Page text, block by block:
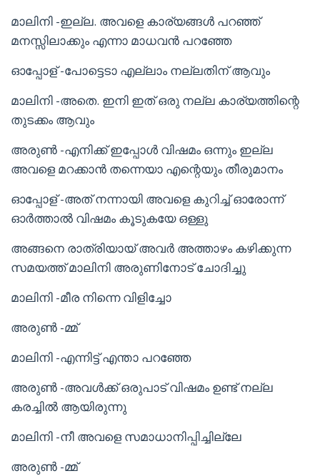
മാലിനി -ഇല്ല. അവളെ കാര്യങ്ങൾ പറഞ്ഞ്
മനസ്സിലാക്കും എന്നാ മാധവൻ പറഞ്ഞേ
ഓപ്പോള് -പോട്ടെടാ എല്ലാം നല്ലതിന് ആവും
മാലിനി -അതെ. ഇനി ഇത് ഒരു നല്ല കാര്യത്തിന്റെ
തുടക്കം ആവും
അരുൺ -എനിക്ക് ഇപ്പോൾ വിഷമം ഒന്നും ഇല്ല
അവളെ മറക്കാൻ തന്നെയാ എന്റെയും തീരുമാനം
ഓപ്പോള് -അത് നന്നായി അവളെ കുറിച്ച് ഓരോന്ന്
ഓർത്താൽ വിഷമം കൂടുകയേ ഒള്ളു
അങ്ങനെ രാത്രിയായ് അവർ അത്താഴം കഴിക്കുന്ന
സമയത്ത് മാലിനി അരുണിനോട് ചോദിച്ചു
മാലിനി -മീര നിന്നെ വിളിച്ചോ
അരുൺ -മ്മ്
മാലിനി -എന്നിട്ട് എന്താ പറഞ്ഞേ
അരുൺ -അവൾക്ക് ഒരുപാട് വിഷമം ഉണ്ട് നല്ല
കരച്ചിൽ ആയിരുന്നു
മാലിനി -നീ അവളെ സമാധാനിപ്പിച്ചില്ലേ
അരുൺ -മ്മ്